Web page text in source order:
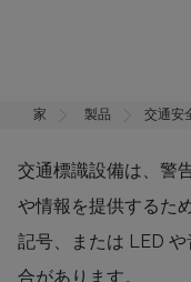
家 製品 交通安
交通標識設備は、警
や情報を提供するた
記号、または LED
合があります。